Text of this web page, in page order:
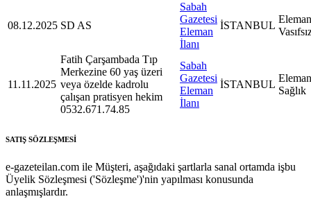
08.12.2025 SD AS
Sabah
Gazetesi
Eleman
İlanı
İSTANBUL
11.11.2025
Fatih Çarşambada Tıp
Merkezine 60 yaş üzeri
veya özelde kadrolu
çalışan pratisyen hekim
0532.671.74.85
Sabah
Gazetesi
Eleman
İlanı
İSTANBUL
Sağlık
SATIŞ SÖZLEŞMESİ
e-gazeteilan.com ile Müşteri, aşağıdaki şartlarla sanal ortamda işbu
Üyelik Sözleşmesi ('Sözleşme')'nin yapılması konusunda
anlaşmışlardır.